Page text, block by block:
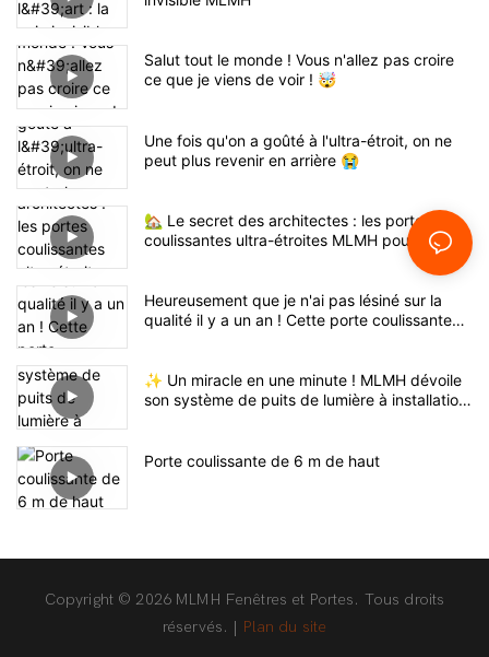
Salut tout le monde ! Vous n'allez pas croire
ce que je viens de voir ! 🤯
Une fois qu'on a goûté à l'ultra-étroit, on ne
peut plus revenir en arrière 😭
🏡 Le secret des architectes : les portes
coulissantes ultra-étroites MLMH pour un luxe
Heureusement que je n'ai pas lésiné sur la
qualité il y a un an ! Cette porte coulissante
✨ Un miracle en une minute ! MLMH dévoile
son système de puits de lumière à installation
Porte coulissante de 6 m de haut
Copyright © 2026 MLMH Fenêtres et Portes. Tous droits
réservés. | Plan du site